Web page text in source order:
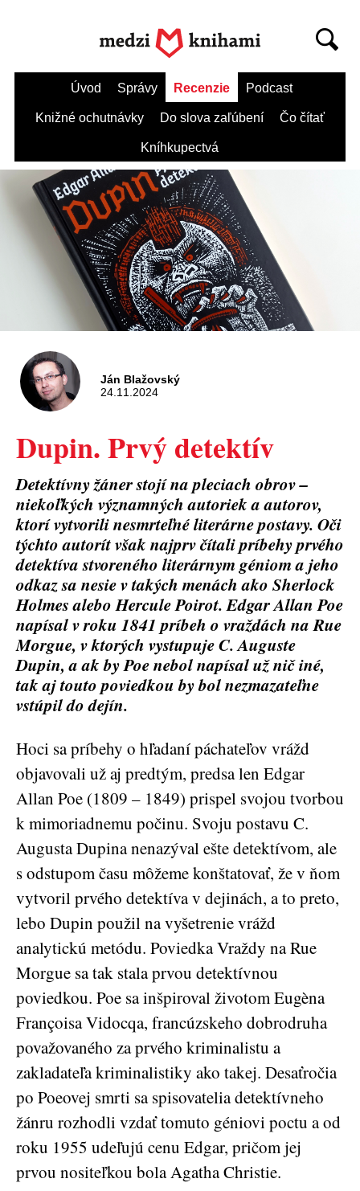
Úvod Správy Recenzie Podcast
Knižné ochutnávky Do slova zaľúbení Čo čítať
Kníhkupectvá
Ján Blažovský
24.11.2024
Dupin. Prvý detektív
Detektívny žáner stojí na pleciach obrov –
niekoľkých významných autoriek a autorov,
ktorí vytvorili nesmrteľné literárne postavy. Oči
týchto autorít však najprv čítali príbehy prvého
detektíva stvoreného literárnym géniom a jeho
odkaz sa nesie v takých menách ako Sherlock
Holmes alebo Hercule Poirot. Edgar Allan Poe
napísal v roku 1841 príbeh o vraždách na Rue
Morgue, v ktorých vystupuje C. Auguste
Dupin, a ak by Poe nebol napísal už nič iné,
tak aj touto poviedkou by bol nezmazateľne
vstúpil do dejín.
Hoci sa príbehy o hľadaní páchateľov vrážd
objavovali už aj predtým, predsa len Edgar
Allan Poe (1809 – 1849) prispel svojou tvorbou
k mimoriadnemu počinu. Svoju postavu C.
Augusta Dupina nenazýval ešte detektívom, ale
s odstupom času môžeme konštatovať, že v ňom
vytvoril prvého detektíva v dejinách, a to preto,
lebo Dupin použil na vyšetrenie vrážd
analytickú metódu. Poviedka Vraždy na Rue
Morgue sa tak stala prvou detektívnou
poviedkou. Poe sa inšpiroval životom Eugèna
Françoisa Vidocqa, francúzskeho dobrodruha
považovaného za prvého kriminalistu a
zakladateľa kriminalistiky ako takej. Desaťročia
po Poeovej smrti sa spisovatelia detektívneho
žánru rozhodli vzdať tomuto géniovi poctu a od
roku 1955 udeľujú cenu Edgar, pričom jej
prvou nositeľkou bola Agatha Christie.